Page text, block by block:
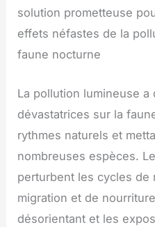
solution prometteuse
effets néfastes de la
faune nocturne
La pollution lumineuse
dévastatrices sur la
rythmes naturels et
nombreuses espèces.
perturbent les cycles de
migration et de
désorientant et les